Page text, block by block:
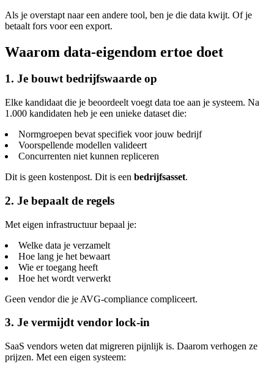
Als je overstapt naar een andere tool, ben je die data kwijt. Of je
betaalt fors voor een export.
Waarom data-eigendom ertoe doet
1. Je bouwt bedrijfswaarde op
Elke kandidaat die je beoordeelt voegt data toe aan je systeem. Na
1.000 kandidaten heb je een unieke dataset die:
Normgroepen bevat specifiek voor jouw bedrijf
Voorspellende modellen valideert
Concurrenten niet kunnen repliceren
Dit is geen kostenpost. Dit is een bedrijfsasset.
2. Je bepaalt de regels
Met eigen infrastructuur bepaal je:
Welke data je verzamelt
Hoe lang je het bewaart
Wie er toegang heeft
Hoe het wordt verwerkt
Geen vendor die je AVG-compliance compliceert.
3. Je vermijdt vendor lock-in
SaaS vendors weten dat migreren pijnlijk is. Daarom verhogen ze
prijzen. Met een eigen systeem: